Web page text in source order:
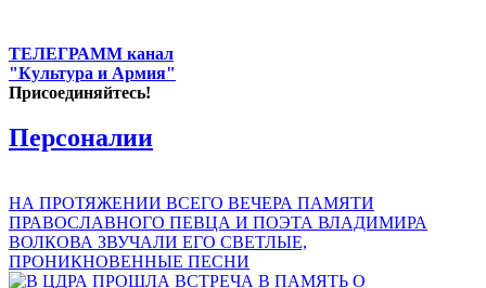
ТЕЛЕГРАММ канал
"Культура и Армия"
Присоединяйтесь!
Персоналии
НА ПРОТЯЖЕНИИ ВСЕГО ВЕЧЕРА ПАМЯТИ
ПРАВОСЛАВНОГО ПЕВЦА И ПОЭТА ВЛАДИМИРА
ВОЛКОВА ЗВУЧАЛИ ЕГО СВЕТЛЫЕ,
ПРОНИКНОВЕННЫЕ ПЕСНИ